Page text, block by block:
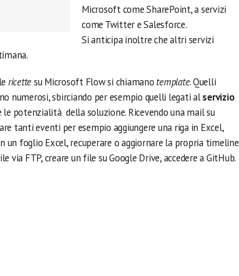
Microsoft come SharePoint, a servizi
come Twitter e Salesforce.
Si anticipa inoltre che altri servizi
ricettesu Microsoft Flow si chiamano template. Quelli
numerosi, sbirciando per esempio quelli legati alservizio
potenzialità della soluzione. Ricevendo una mail su
tanti eventi per esempio aggiungere una riga in Excel,
un foglio Excel, recuperare o aggiornare la propria timeline
via FTP, creare un file su Google Drive, accedere a GitHub.